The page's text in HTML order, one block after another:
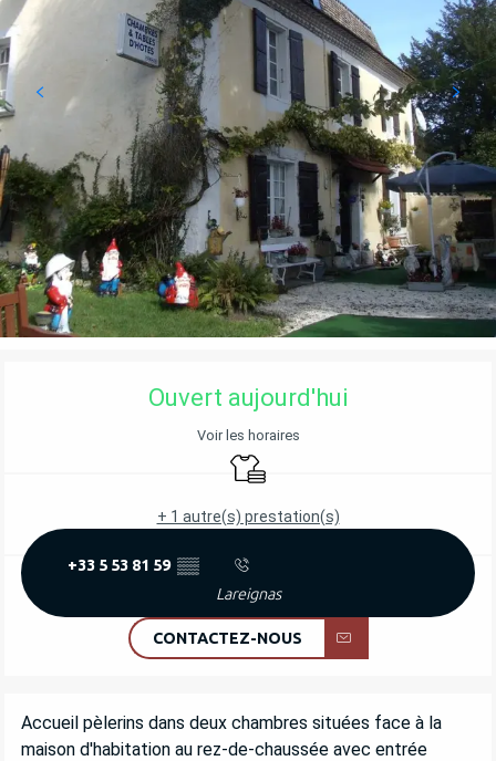
OUVERTURE ET COORDONNÉES
Ouvert aujourd'hui
Voir les horaires
Draps et linge
+ 1 autre(s) prestation(s)
+33 5 53 81 59 ▒▒
Lareignas
CONTACTEZ-NOUS
DESCRIPTION
Accueil pèlerins dans deux chambres situées face à la
maison d'habitation au rez-de-chaussée avec entrée